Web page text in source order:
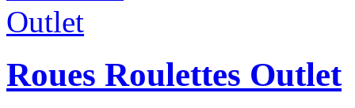
Roues Roulettes Outlet